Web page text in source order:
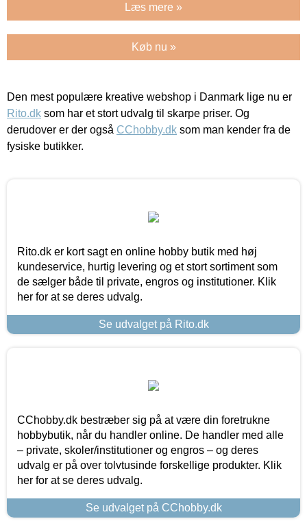
Læs mere »
Køb nu »
Den mest populære kreative webshop i Danmark lige nu er
Rito.dk som har et stort udvalg til skarpe priser. Og
derudover er der også CChobby.dk som man kender fra de
fysiske butikker.
Rito.dk er kort sagt en online hobby butik med høj
kundeservice, hurtig levering og et stort sortiment som
de sælger både til private, engros og institutioner. Klik
her for at se deres udvalg.
Se udvalget på Rito.dk
CChobby.dk bestræber sig på at være din foretrukne
hobbybutik, når du handler online. De handler med alle
– private, skoler/institutioner og engros – og deres
udvalg er på over tolvtusinde forskellige produkter. Klik
her for at se deres udvalg.
Se udvalget på CChobby.dk